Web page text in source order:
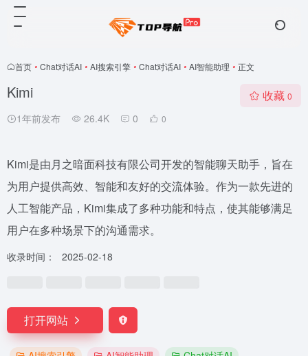
首页 • Chat对话AI • AI搜索引擎 • Chat对话AI • AI智能助理 • 正文
Kimi
1年前发布 26.4K 0 0
收藏 0
Kimi是由月之暗面科技有限公司开发的智能聊天助手，旨在
为用户提供高效、智能和友好的交流体验。作为一款先进的
人工智能产品，Kimi集成了多种功能和特点，使其能够满足
用户在多种场景下的沟通需求。
收录时间： 2025-02-18
打开网站